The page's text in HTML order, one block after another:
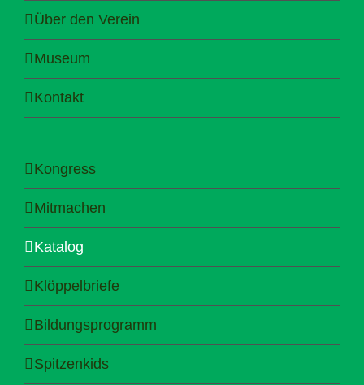
Über den Verein
Museum
Kontakt
Kongress
Mitmachen
Katalog
Klöppelbriefe
Bildungsprogramm
Spitzenkids